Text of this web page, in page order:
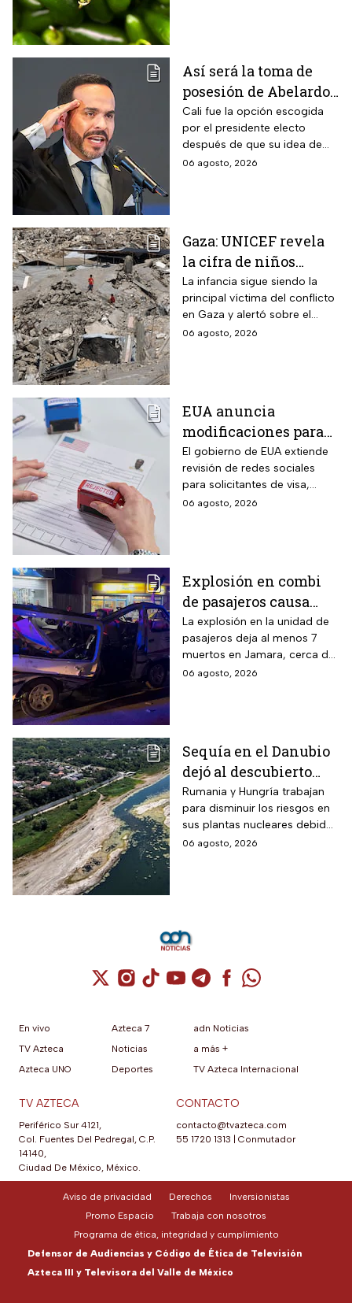
Así será la toma de
posesión de Abelardo
de la Espriella en Cali,
Colombia: fecha, hora
y dónde ver
Cali fue la opción escogida
por el presidente electo
después de que su idea de
hacerlo en una guarnición
06 agosto, 2026
Gaza: UNICEF revela
la cifra de niños
muertos tras alto al
fuego
La infancia sigue siendo la
principal víctima del conflicto
en Gaza y alertó sobre el
aumento de menores
06 agosto, 2026
EUA anuncia
modificaciones para
el trámite de la visa:
mexicanos deberán
cumplir nueva
medida
El gobierno de EUA extiende
revisión de redes sociales
para solicitantes de visa,
incluyendo mexicanos y
06 agosto, 2026
Explosión en combi
de pasajeros causa
terror en las calles de
Jaramana en Damasco
La explosión en la unidad de
pasajeros deja al menos 7
muertos en Jamara, cerca de
Damasco; autoridades
06 agosto, 2026
Sequía en el Danubio
dejó al descubierto
buques de la Segunda
Guerra Mundial
Rumania y Hungría trabajan
para disminuir los riesgos en
sus plantas nucleares debido
a los mínimos históricos
06 agosto, 2026
Cuenta de X / Twitter (se abre en una
Cuenta de Instagram (se abre en una
Cuenta de TikTok (se abre en
Cuenta de YouTube (se abre
Cuenta de Telegram (se
Cuenta de
Cuenta de
En vivo
TV Azteca
Azteca UNO
Azteca 7
Noticias
Deportes
adn Noticias
a más +
TV Azteca Internacional
TV AZTECA
Periférico Sur 4121,
Col. Fuentes Del Pedregal, C.P.
14140,
Ciudad De México, México.
CONTACTO
contacto@tvazteca.com
55 1720 1313
Conmutador
Aviso de privacidad Derechos
Inversionistas
Promo Espacio
Trabaja con nosotros
Programa de ética, integridad y cumplimiento
Defensor de Audiencias y Código de Ética de Televisión
Azteca III y Televisora del Valle de México